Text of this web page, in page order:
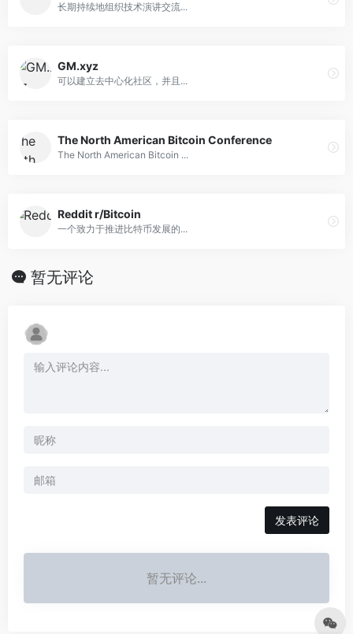
长期持续地组织技术演讲交流...
GM.xyz
可以建立去中心化社区，并且...
The North American Bitcoin Conference
The North American Bitcoin ...
Reddit r/Bitcoin
一个致力于推进比特币发展的...
暂无评论
发表评论
暂无评论...